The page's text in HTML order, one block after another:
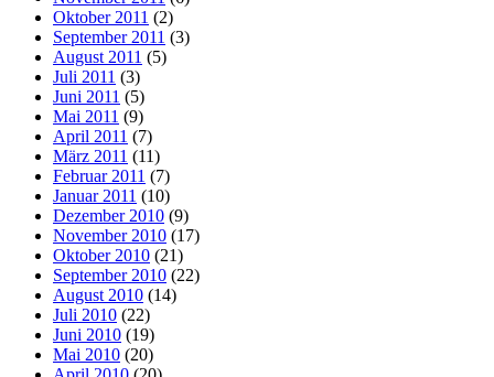
Oktober 2011 (2)
September 2011 (3)
August 2011 (5)
Juli 2011 (3)
Juni 2011 (5)
Mai 2011 (9)
April 2011 (7)
März 2011 (11)
Februar 2011 (7)
Januar 2011 (10)
Dezember 2010 (9)
November 2010 (17)
Oktober 2010 (21)
September 2010 (22)
August 2010 (14)
Juli 2010 (22)
Juni 2010 (19)
Mai 2010 (20)